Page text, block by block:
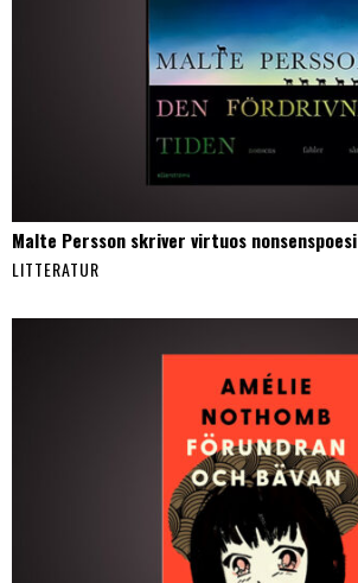
Malte Persson skriver virtuos nonsenspoesi
LITTERATUR